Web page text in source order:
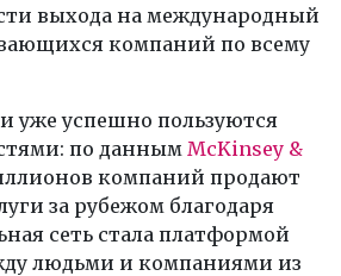
выхода на международный
компаний по всему
уже успешно пользуются
по данным McKinsey &
компаний продают
за рубежом благодаря
сеть стала платформой
людьми и компаниями из